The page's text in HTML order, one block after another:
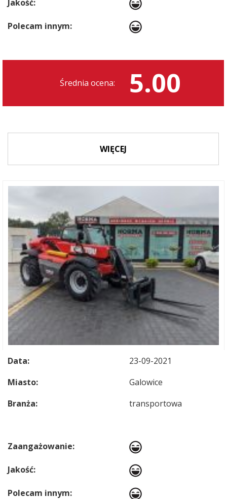
Jakość:
Polecam innym:
Średnia ocena: 5.00
WIĘCEJ
Data:
23-09-2021
Miasto:
Galowice
Branża:
transportowa
Zaangażowanie:
Jakość:
Polecam innym: